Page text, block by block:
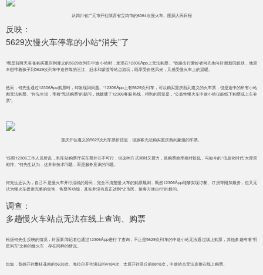
从四川省广元市开往陕西省宝鸡市的6064次慢火车。图源人民日报
反映：
5629次慢火车停靠的小站“消失”了
“我是前两天准备购买重庆到遵义的5629次列车中途小站时，发现在12306App上无法购票。”铁路出行爱好者何先生向封面新闻反映，他原
本想带着孩子到5629次列车中途停靠的三江、赶水和蒙渡等站点游玩，既享受自然风光，又感受慢火车上的温暖。
然而，何先生通过12306App购票时，却发现到问题。“12306App上有5629次列车，可以购买重庆西到遵义的火车票，但是途中的所有小站
都无法购票。”何先生说，带着“无法购票”的疑问，他拨通了12306客服热线，得到的回复是，“公益性慢火车中途小站仅能线下购票或上车补
票”。
重庆开往遵义的5629次列车票价信息，但旅客无法购买重庆西到蒙渡的车票。
“按照12306工作人员所说，到车站购票厅买车票并非不可行，但这种方式耗时又费力，且购票效率相对较低，与如今的‘信息化时代’大背景
相悖。”何先生认为，这并非技术问题，而是服务意识的问题。
何先生还认为，自己不是慢火车开行沿线的居民，完全不清楚慢火车的购票规则，既然12306App能够实现订餐、订房等附加服务，但又无
法为慢火车提供完整的查询、售票等功能，其实并没有真正达到“让市民、旅客方便出行”的目的。
调查：
多趟慢火车站点无法在线上查询、购票
根据何先生反映的情况，封面新闻记者也通过12306App进行了查询，不止是5629次列车的中途小站无法通过线上购票，其他多趟有着“明
星列车”之称的慢火车，存在同样的情况。
比如，普雄开往攀枝花南的5633次、海拉尔开往满归的4184次、太原开往灵丘的8818次，中途站点无法直接在线上购票。